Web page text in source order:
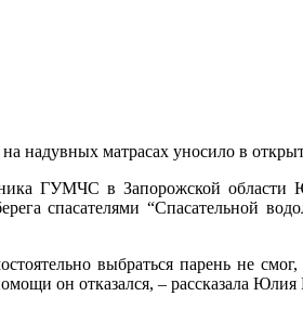
надувных матрасах уносило в
ГУМЧС в Запорожской
спасателями “Спасательной
выбраться парень не
он отказался, – рассказала